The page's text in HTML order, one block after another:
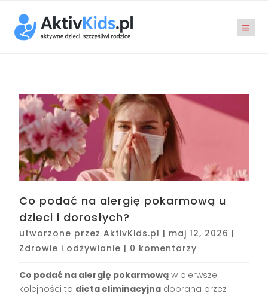
Co podać na alergię pokarmową u
dzieci i dorosłych?
utworzone przezAktivKids.pl | maj 12, 2026 |
Zdrowie i odżywianie | 0 komentarzy
Co podać na alergię pokarmową w pierwszej
kolejności to dieta eliminacyjna dobrana przez